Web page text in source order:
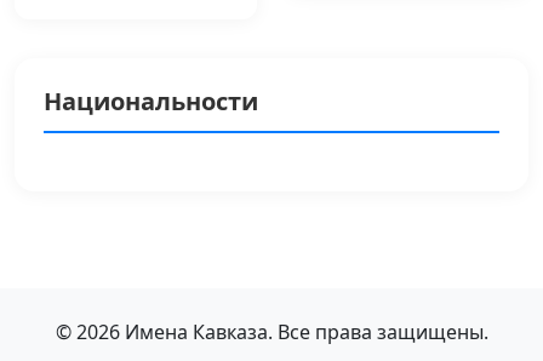
Национальности
© 2026 Имена Кавказа. Все права защищены.